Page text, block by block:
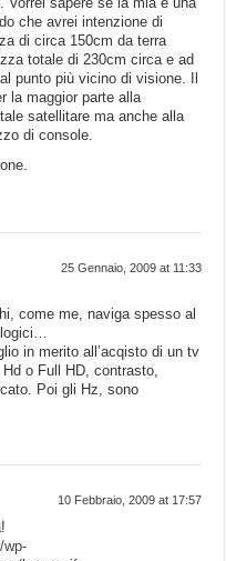
che avrei intenzione di
di circa 150cm da terra
totale di 230cm circa e ad
punto più vicino di visione. Il
la maggior parte alla
satellitare ma anche alla
di console.
25 Gennaio, 2009 at 11:33
come me, naviga spesso al
in merito all’acqisto di un tv
o Full HD, contrasto,
Poi gli Hz, sono
10 Febbraio, 2009 at 17:57
wp-